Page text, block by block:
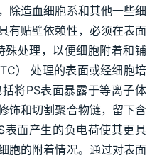
除造血细胞系和其他一些细
有贴壁依赖性，必须在表面
殊处理，以便细胞附着和铺
） 处理的表面或经细胞培
将PS表面暴露于等离子体
饰和切割聚合物链，留下含
表面产生的负电荷使其更具
胞的附着情况。通过对表面